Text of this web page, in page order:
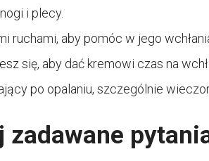
i plecy.
ruchami, aby pomóc w jego
się, aby dać kremowi czas na
po opalaniu, szczególnie
zadawane